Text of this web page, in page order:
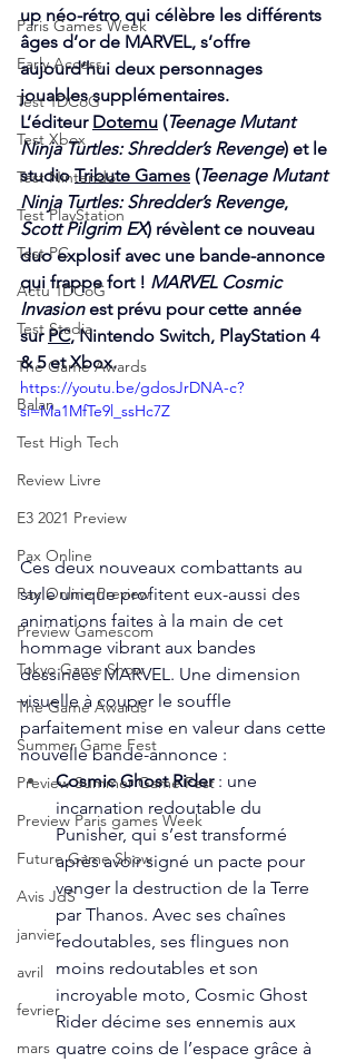
Paris Games Week
Early Access
Test 1DCoG
Test Xbox
Test Nintendo
Test PlayStation
Test PC
Actu 1DCoG
Test Stadia
The Game Awards
Balan
Test High Tech
Review Livre
E3 2021 Preview
Pax Online
Pax Online Preview
Preview Gamescom
Tokyo Game Show
The Game Awards
Summer Game Fest
Preview Summer Game Fest
Preview Paris games Week
Future Game Show
Avis JdS
janvier
avril
fevrier
mars
up néo-rétro qui célèbre les différents
âges d’or de MARVEL, s’offre
aujourd’hui deux personnages
jouables supplémentaires.
L’éditeur Dotemu (Teenage Mutant
Ninja Turtles: Shredder’s Revenge) et le
studio Tribute Games (Teenage Mutant
Ninja Turtles: Shredder’s Revenge,
Scott Pilgrim EX) révèlent ce nouveau
duo explosif avec une bande-annonce
qui frappe fort ! MARVEL Cosmic
Invasion est prévu pour cette année
sur PC, Nintendo Switch, PlayStation 4
& 5 et Xbox.
https://youtu.be/gdosJrDNA-c?
si=Ma1MfTe9l_ssHc7Z
Ces deux nouveaux combattants au
style unique profitent eux-aussi des
animations faites à la main de cet
hommage vibrant aux bandes
dessinées MARVEL. Une dimension
visuelle à couper le souffle
parfaitement mise en valeur dans cette
nouvelle bande-annonce :
Cosmic Ghost Rider : une
incarnation redoutable du
Punisher, qui s’est transformé
après avoir signé un pacte pour
venger la destruction de la Terre
par Thanos. Avec ses chaînes
redoutables, ses flingues non
moins redoutables et son
incroyable moto, Cosmic Ghost
Rider décime ses ennemis aux
quatre coins de l’espace grâce à